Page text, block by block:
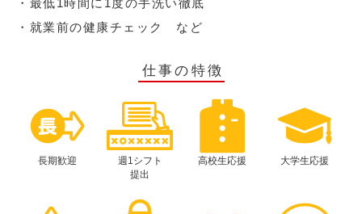
・最低1時間に1度の手洗い徹底
・就業前の健康チェック など
仕事の特徴
長期歓迎
週1シフト
提出
高校生応援 大学生応援